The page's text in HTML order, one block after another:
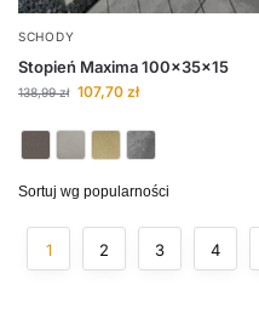
SCHODY
Stopień Maxima 100x35x15
138,99zł 107,70 zł
1 2 3 4